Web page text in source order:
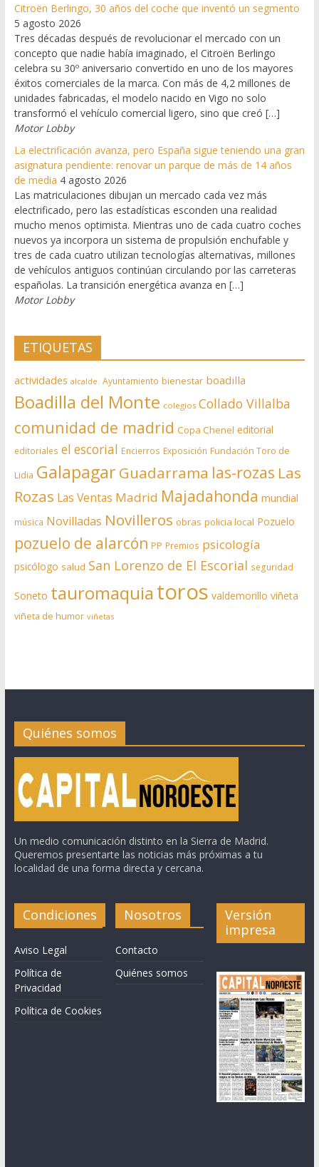
Citroën Berlingo, 30 años del coche que inventó un segmento
5 agosto 2026
Tres décadas después de revolucionar el mercado con un
concepto que nadie había imaginado, el Citroën Berlingo
celebra su 30º aniversario convertido en uno de los mayores
éxitos comerciales de la marca. Con más de 4,2 millones de
unidades fabricadas, el modelo nacido en Vigo no solo
transformó el vehículo comercial ligero, sino que creó […]
Motor Lobby
La electrificación avanza, pero España sigue teniendo una gran
asignatura pendiente: renovar un parque de más de 14 años
de media 4 agosto 2026
Las matriculaciones dibujan un mercado cada vez más
electrificado, pero las estadísticas esconden una realidad
mucho menos optimista. Mientras uno de cada cuatro coches
nuevos ya incorpora un sistema de propulsión enchufable y
tres de cada cuatro utilizan tecnologías alternativas, millones
de vehículos antiguos continúan circulando por las carreteras
españolas. La transición energética avanza en […]
Motor Lobby
ETIQUETAS
actividades alcalde. Ayuntamiento bienestar boadilla
Boadilla del Monte colegios Collado Villalba
comunidad de madrid Copa Chenel editorial
editoriales el escorial Encierros Exposición Fundación Toro de
Lidia Galapagar Guadarrama las-rozas Las
Rozas Las Ventas Madrid Majadahonda mundial
música Novilladas Novilleros obras policia local Pozuelo
pozuelo de alarcón PP Premios psicología
psicólogo salud San Lorenzo de El Escorial seguridad
Soneto tauromaquia toros valdemorillo viñeta
viñeta de humor viñetas
Quiénes somos
Un medio comunicación distinto en la Sierra de Madrid.
Queremos presentarte las noticias más próximas a tu
localidad de una forma directa y cercana.
Condiciones
Aviso Legal
Política de
Privacidad
Política de Cookies
Nosotros
Contacto
Quiénes somos
Versión
impresa